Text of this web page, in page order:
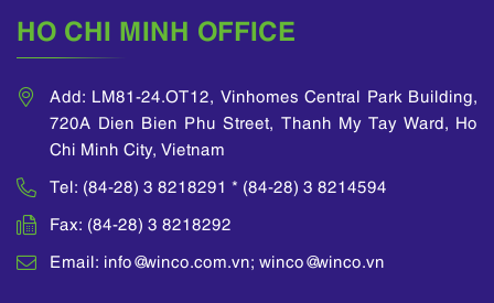
HO CHI MINH OFFICE
Add: LM81-24.OT12, Vinhomes Central Park Building,
720A Dien Bien Phu Street, Thanh My Tay Ward, Ho
Chi Minh City, Vietnam
Tel: (84-28) 3 8218291 * (84-28) 3 8214594
Fax: (84-28) 3 8218292
Email: info@winco.com.vn; winco@winco.vn